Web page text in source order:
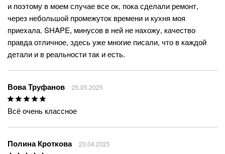
и поэтому в моем случае все ок, пока сделали ремонт,
через небольшой промежуток времени и кухня моя
приехала. SHAPE, минусов в ней не нахожу, качество
правда отличное, здесь уже многие писали, что в каждой
детали и в реальности так и есть.
Вова Труфанов 25.05.2025
Всё очень классное
Полина Кроткова 23.04.2025